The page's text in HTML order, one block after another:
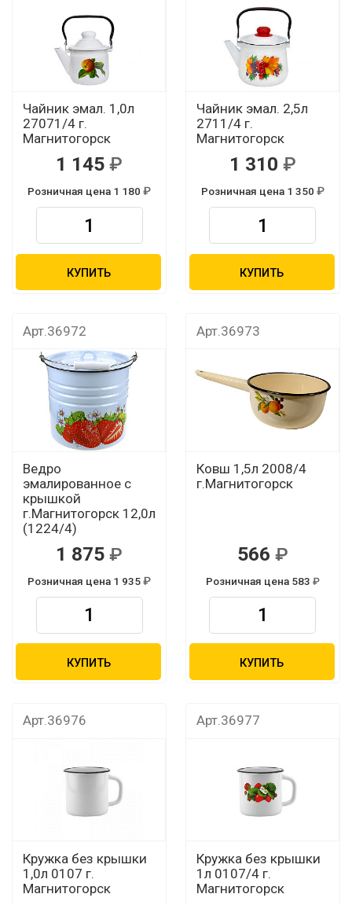
Чайник эмал. 1,0л
27071/4 г.
Магнитогорск
1 145
Розничная цена 1 180
КУПИТЬ
Чайник эмал. 2,5л
2711/4 г.
Магнитогорск
1 310
Розничная цена 1 350
КУПИТЬ
Арт.36972
Ведро
эмалированное с
крышкой
г.Магнитогорск 12,0л
(1224/4)
1 875
Розничная цена 1 935
КУПИТЬ
Арт.36973
Ковш 1,5л 2008/4
г.Магнитогорск
566
Розничная цена 583
КУПИТЬ
Арт.36976
Кружка без крышки
1,0л 0107 г.
Магнитогорск
Арт.36977
Кружка без крышки
1л 0107/4 г.
Магнитогорск